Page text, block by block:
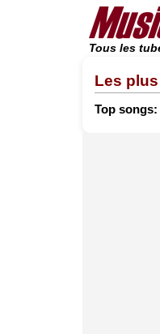
Tous les
Les
Top songs: